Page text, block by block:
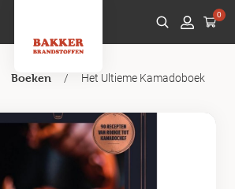
0
Boeken / Het Ultieme Kamadoboek